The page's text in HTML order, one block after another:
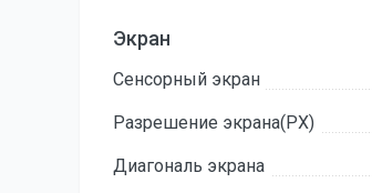
Экран
Сенсорный экран
Разрешение экрана(PX)
Диагональ экрана